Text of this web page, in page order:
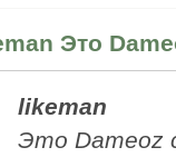
Это
likeman
Это Dameoz